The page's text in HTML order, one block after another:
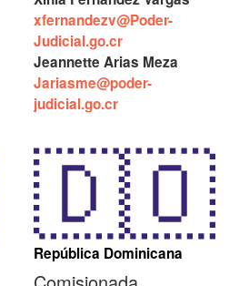
xfernandezv@Poder-
Judicial.go.cr
Jeannette Arias Meza
Jariasme@poder-
judicial.go.cr
🇩🇴
República Dominicana